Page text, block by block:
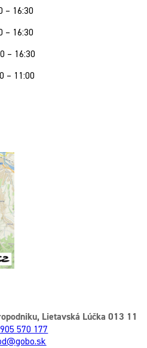
– 16:30
– 16:30
– 16:30
– 11:00
Lietavská Lúčka 013 11
570 177